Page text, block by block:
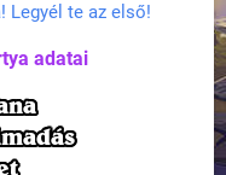
Legyél te az első!
adatai